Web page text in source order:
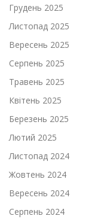
Грудень 2025
Листопад 2025
Вересень 2025
Серпень 2025
Травень 2025
Квітень 2025
Березень 2025
Лютий 2025
Листопад 2024
Жовтень 2024
Вересень 2024
Серпень 2024